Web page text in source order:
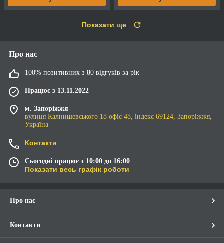
Показати ще
Про нас
100% позитивних з 80 відгуків за рік
Працює з 13.11.2022
м. Запоріжжя
вулиця Калнишевського 18 офіс 48, індекс 69124, Запоріжжя,
Україна
Контакти
Сьогодні працює з 10:00 до 16:00
Показати весь графік роботи
Про нас
Контакти